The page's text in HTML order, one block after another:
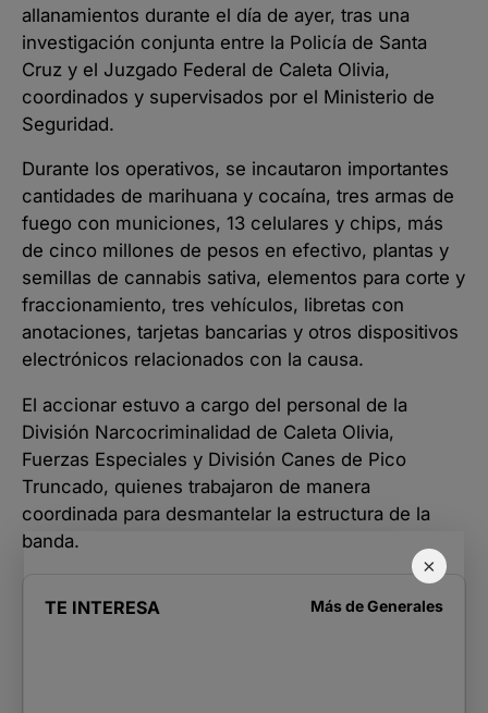
×
allanamientos durante el día de ayer, tras una
investigación conjunta entre la Policía de Santa
Cruz y el Juzgado Federal de Caleta Olivia,
coordinados y supervisados por el Ministerio de
Seguridad.
Durante los operativos, se incautaron importantes
cantidades de marihuana y cocaína, tres armas de
fuego con municiones, 13 celulares y chips, más
de cinco millones de pesos en efectivo, plantas y
semillas de cannabis sativa, elementos para corte y
fraccionamiento, tres vehículos, libretas con
anotaciones, tarjetas bancarias y otros dispositivos
electrónicos relacionados con la causa.
El accionar estuvo a cargo del personal de la
División Narcocriminalidad de Caleta Olivia,
Fuerzas Especiales y División Canes de Pico
Truncado, quienes trabajaron de manera
coordinada para desmantelar la estructura de la
banda.
TE INTERESA Más deGenerales